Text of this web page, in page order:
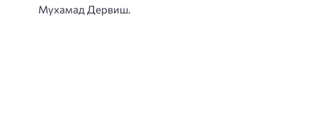
Мухамад Дервиш.